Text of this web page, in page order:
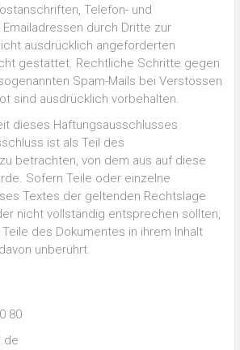
Telefon- und
durch Dritte zur
ausdrücklich angeforderten
gestattet. Rechtliche Schritte gegen
Spam-Mails bei Verstössen
sind ausdrücklich vorbehalten.
dieses Haftungsausschlusses
ist als Teil des
betrachten, von dem aus auf diese
Sofern Teile oder einzelne
Textes der geltenden Rechtslage
nicht vollständig entsprechen sollten,
des Dokumentes in ihrem Inhalt
unberührt.
80